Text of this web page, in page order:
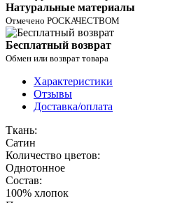
Натуральные материалы
Отмечено РОСКАЧЕСТВОМ
Бесплатный возврат
Обмен или возврат товара
Характеристики
Отзывы
Доставка/оплата
Ткань:
Сатин
Количество цветов:
Однотонное
Состав:
100% хлопок